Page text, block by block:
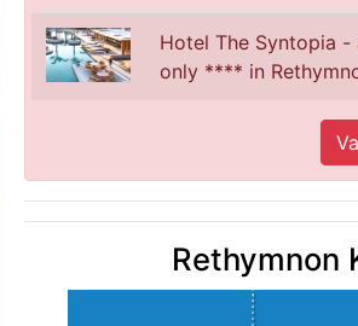
Hotel The Syntopia -
only **** in
Rethymnon